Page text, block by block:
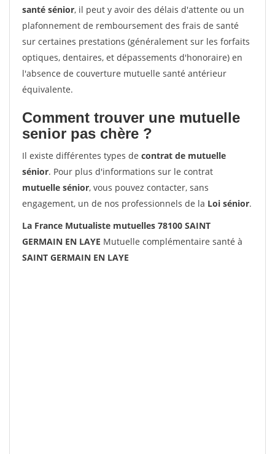
santé sénior, il peut y avoir des délais d'attente ou un
plafonnement de remboursement des frais de santé
sur certaines prestations (généralement sur les forfaits
optiques, dentaires, et dépassements d'honoraire) en
l'absence de couverture mutuelle santé antérieur
équivalente.
Comment trouver une mutuelle
senior pas chère ?
Il existe différentes types de contrat de mutuelle
sénior. Pour plus d'informations sur le contrat
mutuelle sénior, vous pouvez contacter, sans
engagement, un de nos professionnels de la Loi sénior.
La France Mutualiste mutuelles 78100 SAINT
GERMAIN EN LAYE Mutuelle complémentaire santé à
SAINT GERMAIN EN LAYE